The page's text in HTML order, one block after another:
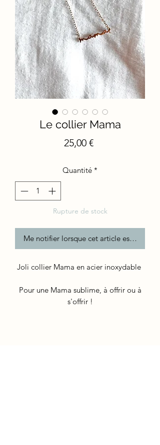
Le collier Mama
25,00 €Prix
Quantité *
Rupture de stock
Me notifier lorsque cet article est
Joli collier Mama en acier inoxydable
Pour une Mama sublime, à offrir ou à
s'offrir !